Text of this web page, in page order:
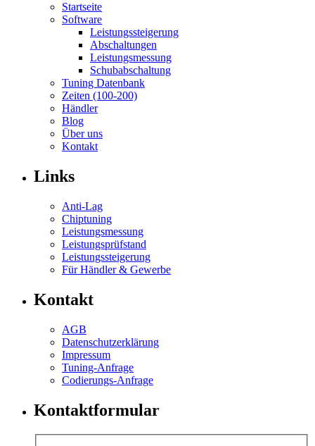
Startseite
Software
Leistungssteigerung
Abschaltungen
Leistungsmessung
Schubabschaltung
Tuning Datenbank
Zeiten (100-200)
Händler
Blog
Über uns
Kontakt
Links
Anti-Lag
Chiptuning
Leistungsmessung
Leistungsprüfstand
Leistungssteigerung
Für Händler & Gewerbe
Kontakt
AGB
Datenschutzerklärung
Impressum
Tuning-Anfrage
Codierungs-Anfrage
Kontaktformular